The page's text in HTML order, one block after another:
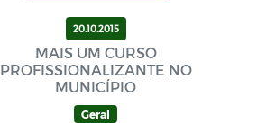
20.10.2015
MAIS UM CURSO
PROFISSIONALIZANTE NO
MUNICÍPIO
Geral